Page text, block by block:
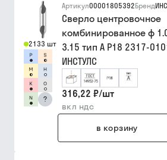
2133 шт
?
Артикул00001805392Бренд
Сверло центровочное
комбинированное ф
3.15 тип A Р18 2317-
ИНСТУЛС
316,22 ₽/шт
вкл ндс
в корзину